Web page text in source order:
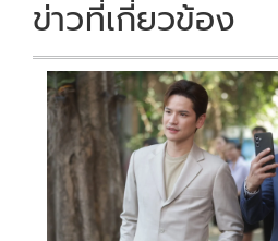
k k
ข่าวที่เกี่ยวข้อง